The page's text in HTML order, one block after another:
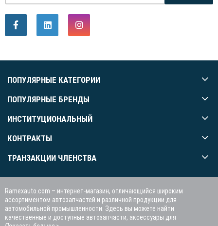
ПОПУЛЯРНЫЕ КАТЕГОРИИ
ПОПУЛЯРНЫЕ БРЕНДЫ
ИНСТИТУЦИОНАЛЬНЫЙ
КОНТРАКТЫ
ТРАНЗАКЦИИ ЧЛЕНСТВА
Ramexauto.com – интернет-магазин, отличающийся широким
ассортиментом автозапчастей и различной продукции для
автомобильной промышленности. Здесь вы можете найти
качественные и доступные автозапчасти, аксессуары для